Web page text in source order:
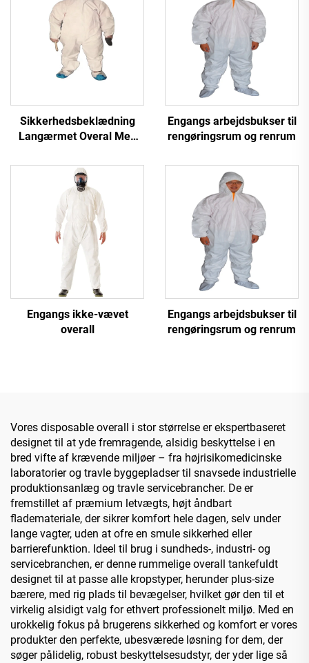
Sikkerhedsbeklædning
Langærmet Overal Med
Engangs arbejdsbukser til
rengøringsrum og renrum
Engangs ikke-vævet
overall
Engangs arbejdsbukser til
rengøringsrum og renrum
Vores disposable overall i stor størrelse er ekspertbaseret
designet til at yde fremragende, alsidig beskyttelse i en
bred vifte af krævende miljøer – fra højrisikomedicinske
laboratorier og travle byggepladser til snavsede industrielle
produktionsanlæg og travle servicebrancher. De er
fremstillet af præmium letvægts, højt åndbart
flademateriale, der sikrer komfort hele dagen, selv under
lange vagter, uden at ofre en smule sikkerhed eller
barrierefunktion. Ideel til brug i sundheds-, industri- og
servicebranchen, er denne rummelige overall tankefuldt
designet til at passe alle kropstyper, herunder plus-size
bærere, med rig plads til bevægelser, hvilket gør den til et
virkelig alsidigt valg for ethvert professionelt miljø. Med en
urokkelig fokus på brugerens sikkerhed og komfort er vores
produkter den perfekte, ubesværede løsning for dem, der
søger pålidelig, robust beskyttelsesudstyr, der yder lige så